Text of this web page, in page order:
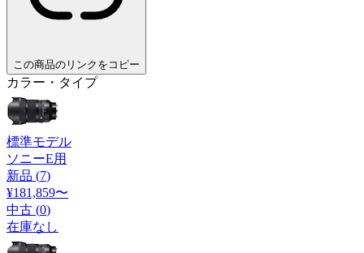
この商品のリンクをコピー
カラー・タイプ
標準モデル
ソニーE用
新品 (7)
¥181,859〜
中古 (0)
在庫なし